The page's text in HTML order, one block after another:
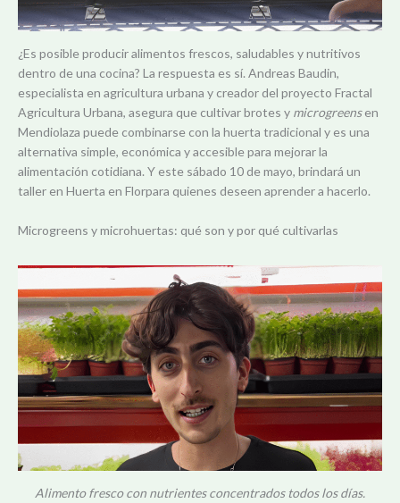
¿Es posible producir alimentos frescos, saludables y nutritivos
dentro de una cocina? La respuesta es sí. Andreas Baudin,
especialista en agricultura urbana y creador del proyecto Fractal
Agricultura Urbana, asegura que cultivar brotes y microgreensen
Mendiolaza puede combinarse con la huerta tradicional y es una
alternativa simple, económica y accesible para mejorar la
alimentación cotidiana. Y este sábado 10 de mayo, brindará un
taller en Huerta en Florpara quienes deseen aprender a hacerlo.
Microgreens y microhuertas: qué son y por qué cultivarlas
Alimento fresco con nutrientes concentrados todos los días.